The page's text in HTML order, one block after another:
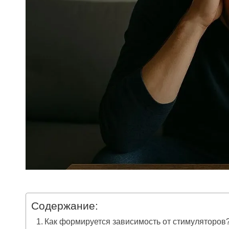
Содержание:
Как формируется зависимость от